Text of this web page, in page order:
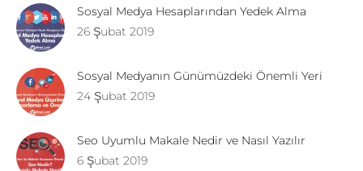
Sosyal Medya Hesaplarından Yedek Alma
26 Şubat 2019
Sosyal Medyanın Günümüzdeki Önemli Yeri
24 Şubat 2019
Seo Uyumlu Makale Nedir ve Nasıl Yazılır
6 Şubat 2019